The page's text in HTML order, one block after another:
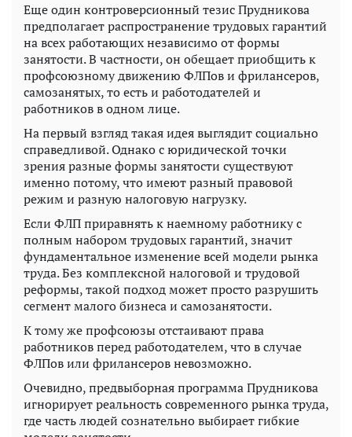
Еще один контроверсионный тезис Прудникова
предполагает распространение трудовых гарантий
на всех работающих независимо от формы
занятости. В частности, он обещает приобщить к
профсоюзному движению ФЛПов и фрилансеров,
самозанятых, то есть и работодателей и
работников в одном лице.
На первый взгляд такая идея выглядит социально
справедливой. Однако с юридической точки
зрения разные формы занятости существуют
именно потому, что имеют разный правовой
режим и разную налоговую нагрузку.
Если ФЛП приравнять к наемному работнику с
полным набором трудовых гарантий, значит
фундаментальное изменение всей модели рынка
труда. Без комплексной налоговой и трудовой
реформы, такой подход может просто разрушить
сегмент малого бизнеса и самозанятости.
К тому же профсоюзы отстаивают права
работников перед работодателем, что в случае
ФЛПов или фрилансеров невозможно.
Очевидно, предвыборная программа Прудникова
игнорирует реальность современного рынка труда,
где часть людей сознательно выбирает гибкие